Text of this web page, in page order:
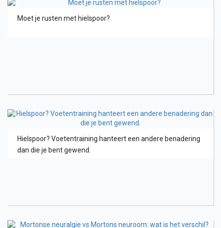
Moet je rusten met hielspoor?
Hielspoor? Voetentraining hanteert een andere benadering
dan die je bent gewend.